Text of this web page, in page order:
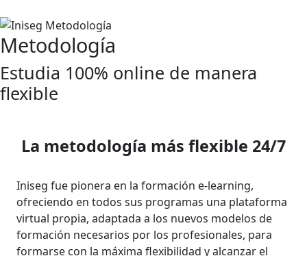
Metodología
Estudia 100% online de manera
flexible
La metodología más flexible 24/7
Iniseg fue pionera en la formación e-learning,
ofreciendo en todos sus programas una plataforma
virtual propia, adaptada a los nuevos modelos de
formación necesarios por los profesionales, para
formarse con la máxima flexibilidad y alcanzar el